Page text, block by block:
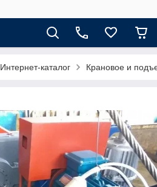
Интернет-каталог Крановое и